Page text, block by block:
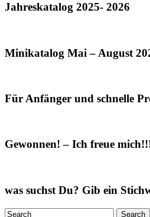
Jahreskatalog 2025- 2026
Minikatalog Mai – August
Für Anfänger und schnelle
Gewonnen! – Ich freue
was suchst Du? Gib ein